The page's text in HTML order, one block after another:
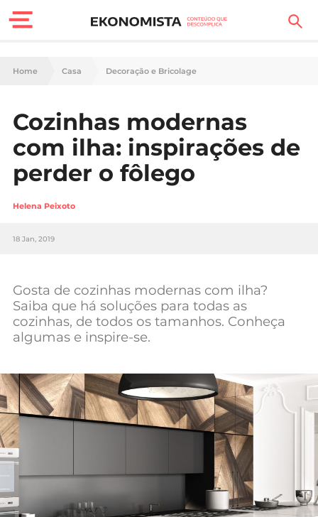
Finanças Pessoais
Carreira
Casa
Lifestyle
Sociedade
Negócios
Mundial 2026
Home Casa Decoração e Bricolage
Cozinhas modernas
com ilha: inspirações de
perder o fôlego
Helena Peixoto
18 Jan, 2019
Gosta de cozinhas modernas com ilha?
Saiba que há soluções para todas as
cozinhas, de todos os tamanhos. Conheça
algumas e inspire-se.